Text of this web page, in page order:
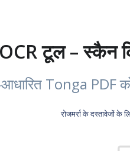
टूल – स्कैन
Tonga PDF
रोजमर्रा के दस्तावेजों के